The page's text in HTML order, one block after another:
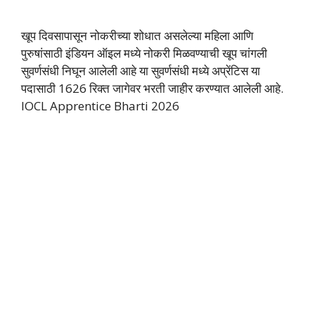
खूप दिवसापासून नोकरीच्या शोधात असलेल्या महिला आणि
पुरुषांसाठी इंडियन ऑइल मध्ये नोकरी मिळवण्याची खूप चांगली
सुवर्णसंधी निघून आलेली आहे या सुवर्णसंधी मध्ये अप्रेंटिस या
पदासाठी 1626 रिक्त जागेवर भरती जाहीर करण्यात आलेली आहे.
IOCL Apprentice Bharti 2026